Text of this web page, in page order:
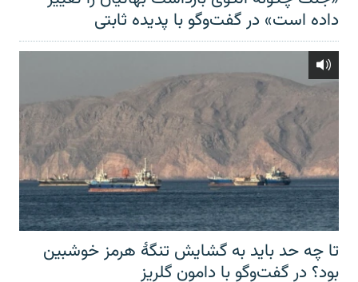
داده است» در گفت‌وگو با پدیده ثابتی
تا چه حد باید به گشایش تنگهٔ هرمز خوشبین
بود؟ در گفت‌وگو با دامون گلریز